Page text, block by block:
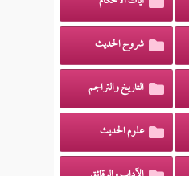
شروح الحديث
التاريخ والتراجم
علوم الحديث